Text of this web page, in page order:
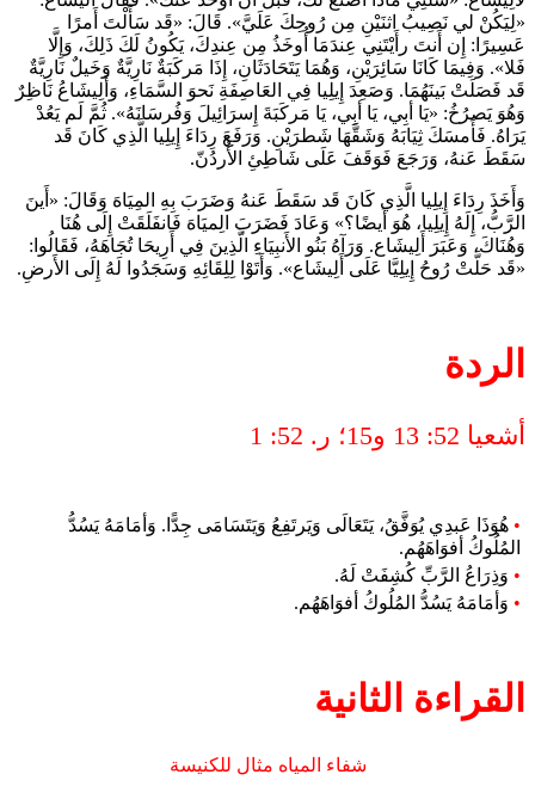
«لِيَكُنْ لي نَصِيبُ اثنَيْنِ مِن رُوحِكَ عَلَيَّ». قَالَ: «قَد سَأَلْتَ أَمرًا
عَسِيرًا: إِن أَنتَ رأَيْتَنِي عِندَمَا أُوخَذُ مِن عِندِكَ، يَكُونُ لَكَ ذَلِكَ، وَإِلَّا
فَلا». وَفِيمَا كَانَا سَائِرَيْنِ، وَهُمَا يَتَحَادَثَانِ، إِذَا مَركَبَةٌ نَارِيَّةٌ وَخَيلٌ نَارِيَّةٌ
قَد فَصَلَتْ بَينَهُمَا. وَصَعِدَ إِيلِيا فِي العَاصِفَةِ نَحوَ السَّمَاءِ، وَأَلِيشَاعُ نَاظِرٌ
وَهُوَ يَصرُخُ: «يَا أبِي، يَا أبِي، يَا مَركَبَةَ إِسرَائِيلَ وَفُرسَانَهُ». ثُمَّ لَم يَعُدْ
يَرَاهُ. فَأَمسَكَ ثِيَابَهُ وَشَقَّهَا شَطرَيْنِ. وَرَفَعَ رِدَاءَ إِيلِيا الَّذِي كَانَ قَد
سَقَطَ عَنهُ، وَرَجَعَ فَوَقَفَ عَلَى شَاطِئِ الأُردُنّ.
وَأَخَذَ رِدَاءَ إِيلِيا الَّذِي كَانَ قَد سَقَطَ عَنهُ وَضَرَبَ بِهِ المِيَاهَ وَقَالَ: «أَينَ
الرَّبُّ، إِلَهُ إِيلِيا، هُوَ أَيضًا؟» وَعَادَ فَضَرَبَ الِميَاهَ فَانفَلَقَتْ إِلَى هُنَا
وَهُنَاكَ، وَعَبَرَ أَلِيشَاع. وَرَآهُ بَنُو الأَنبِيَاءِ الَّذِينَ فِي أَرِيحَا تُجَاهَهُ، فَقَالُوا:
«قَد حَلَّتْ رُوحُ إِيلِيَّا عَلَى أَلِيشَاع». وَأَتَوْا لِلِقَائِهِ وَسَجَدُوا لَهُ إِلَى الأَرضِ.
الردة
أشعيا 52: 13 و15؛ ر. 52: 1
• هُوَذَا عَبدِي يُوَفَّقُ، يَتَعَالَى وَيَرتَفِعُ وَيَتَسَامَى جِدًّا. وَأمَامَهُ يَسُدُّ
المُلُوكُ أفوَاهَهُم.
• وَذِرَاعُ الرَّبِّ كُشِفَتْ لَهُ.
• وَأمَامَهُ يَسُدُّ المُلُوكُ أفوَاهَهُم.
القراءة الثانية
شفاء المياه مثال للكنيسة